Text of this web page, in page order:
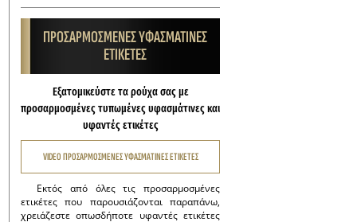
ΠΡΟΣΑΡΜΟΣΜΕΝΕΣ ΥΦΑΣΜΑΤΙΝΕΣ
ΕΤΙΚΕΤΕΣ
Εξατομικεύστε τα ρούχα σας με
προσαρμοσμένες τυπωμένες υφασμάτινες και
υφαντές ετικέτες
VIDEO ΠΡΟΣΑΡΜΟΣΜΕΝΕΣ ΥΦΑΣΜΑΤΙΝΕΣ ΕΤΙΚΕΤΕΣ
Εκτός από όλες τις προσαρμοσμένες
ετικέτες που παρουσιάζονται παραπάνω,
χρειάζεστε οπωσδήποτε υφαντές ετικέτες